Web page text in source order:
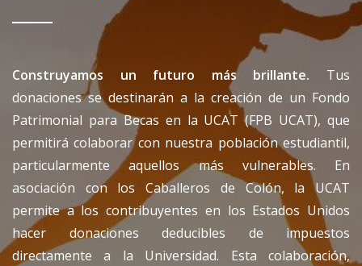
Construyamos un futuro más brillante. Tus
donaciones se destinarán a la creación de un Fondo
Patrimonial para Becas en la UCAT (FPB UCAT), que
permitirá colaborar con nuestra población estudiantil,
particularmente aquellos más vulnerables. En
asociación con los Caballeros de Colón, la UCAT
permite a los contribuyentes en los Estados Unidos
hacer donaciones deducibles de impuestos
directamente a la Universidad. Esta colaboración,